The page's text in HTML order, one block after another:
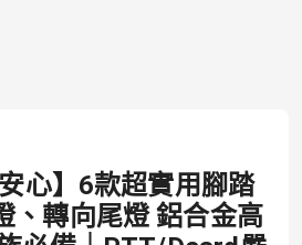
心】6款超實用腳踏
、轉向尾燈 鋁合金高